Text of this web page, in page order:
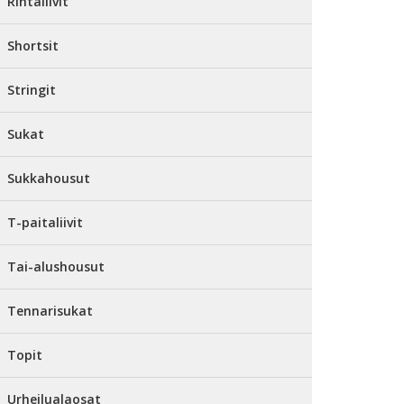
Shortsit
Stringit
Sukat
Sukkahousut
T-paitaliivit
Tai-alushousut
Tennarisukat
Topit
Urheilualaosat